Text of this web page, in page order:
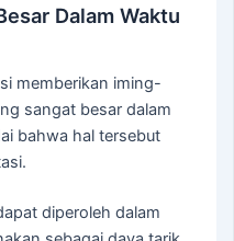
Dalam Waktu
memberikan iming-
sangat besar dalam
bahwa hal tersebut
diperoleh dalam